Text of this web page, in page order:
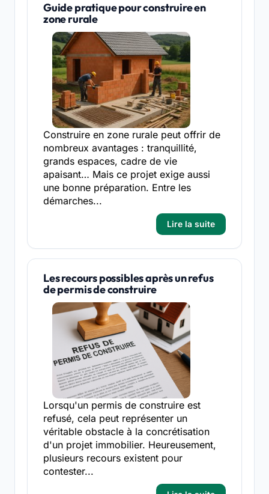
Guide pratique pour construire en
zone rurale
Construire en zone rurale peut offrir de
nombreux avantages : tranquillité,
grands espaces, cadre de vie
apaisant… Mais ce projet exige aussi
une bonne préparation. Entre les
démarches...
Lire la suite
Les recours possibles après un refus
de permis de construire
Lorsqu'un permis de construire est
refusé, cela peut représenter un
véritable obstacle à la concrétisation
d'un projet immobilier. Heureusement,
plusieurs recours existent pour
contester...